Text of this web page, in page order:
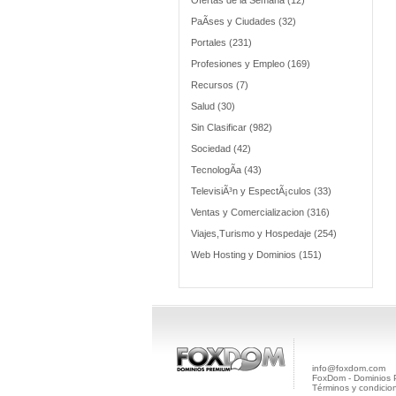
PaÃ­ses y Ciudades (32)
Portales (231)
Profesiones y Empleo (169)
Recursos (7)
Salud (30)
Sin Clasificar (982)
Sociedad (42)
TecnologÃ­a (43)
TelevisiÃ³n y EspectÃ¡culos (33)
Ventas y Comercializacion (316)
Viajes,Turismo y Hospedaje (254)
Web Hosting y Dominios (151)
info@foxdom.com
FoxDom - Dominios
Términos y